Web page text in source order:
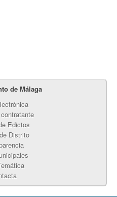
de Málaga
Edictos
Distrito